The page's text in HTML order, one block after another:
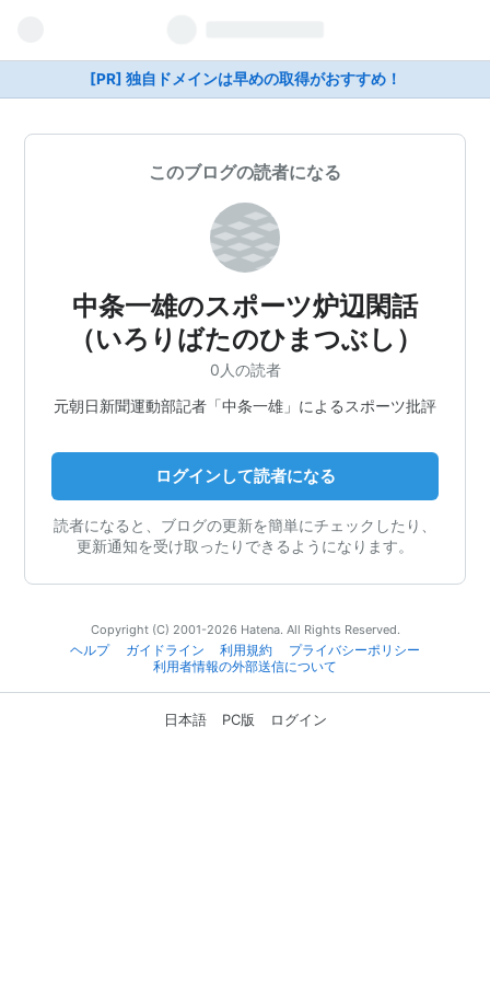
[PR] 独自ドメインは早めの取得がおすすめ！
このブログの読者になる
中条一雄のスポーツ炉辺閑話
（いろりばたのひまつぶし）
0人の読者
元朝日新聞運動部記者「中条一雄」によるスポーツ批評
ログインして読者になる
読者になると、ブログの更新を簡単にチェックしたり、
更新通知を受け取ったりできるようになります。
Copyright (C) 2001-2026 Hatena. All Rights Reserved.
ヘルプ
ガイドライン 利用規約
プライバシーポリシー
利用者情報の外部送信について
日本語 PC版 ログイン